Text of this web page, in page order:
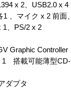
x 2、USB2.0 x 4
1 、マイク x 2 前面
1、PS/2 x 2
Graphic Controller
1 搭載可能薄型
ダプタ